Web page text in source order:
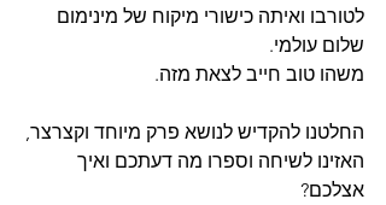
לטורבו ואיתה כישורי מיקוח של מינימום
שלום עולמי.
משהו טוב חייב לצאת מזה.
החלטנו להקדיש לנושא פרק מיוחד וקצרצר,
האזינו לשיחה וספרו מה דעתכם ואיך
אצלכם?